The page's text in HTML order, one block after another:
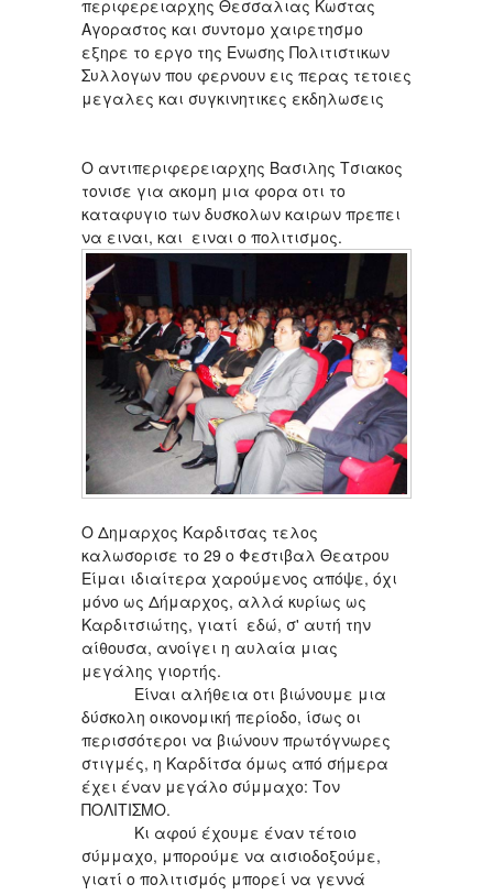
περιφερειαρχης Θεσσαλιας Κωστας
Αγοραστος και συντομο χαιρετησμο
εξηρε το εργο της Ενωσης Πολιτιστικων
Συλλογων που φερνουν εις περας τετοιες
μεγαλες και συγκινητικες εκδηλωσεις
Ο αντιπεριφερειαρχης Βασιλης Τσιακος
τονισε για ακομη μια φορα οτι το
καταφυγιο των δυσκολων καιρων πρεπει
να ειναι, και ειναι ο πολιτισμος.
Ο Δημαρχος Καρδιτσας τελος
καλωσορισε το 29 ο Φεστιβαλ Θεατρου
Είμαι ιδιαίτερα χαρούμενος απόψε, όχι
μόνο ως Δήμαρχος, αλλά κυρίως ως
Καρδιτσιώτης, γιατί εδώ, σ' αυτή την
αίθουσα, ανοίγει η αυλαία μιας
μεγάλης γιορτής.
Είναι αλήθεια οτι βιώνουμε μια
δύσκολη οικονομική περίοδο, ίσως οι
περισσότεροι να βιώνουν πρωτόγνωρες
στιγμές, η Καρδίτσα όμως από σήμερα
έχει έναν μεγάλο σύμμαχο: Τον
ΠΟΛΙΤΙΣΜΟ.
Κι αφού έχουμε έναν τέτοιο
σύμμαχο, μπορούμε να αισιοδοξούμε,
γιατί ο πολιτισμός μπορεί να γεννά